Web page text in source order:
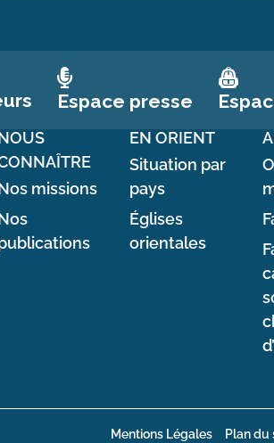
Espace presse
Nos missions
Nos
EN ORIENT
Situation par
pays
Églises
orientales
Mentions Légales Plan du